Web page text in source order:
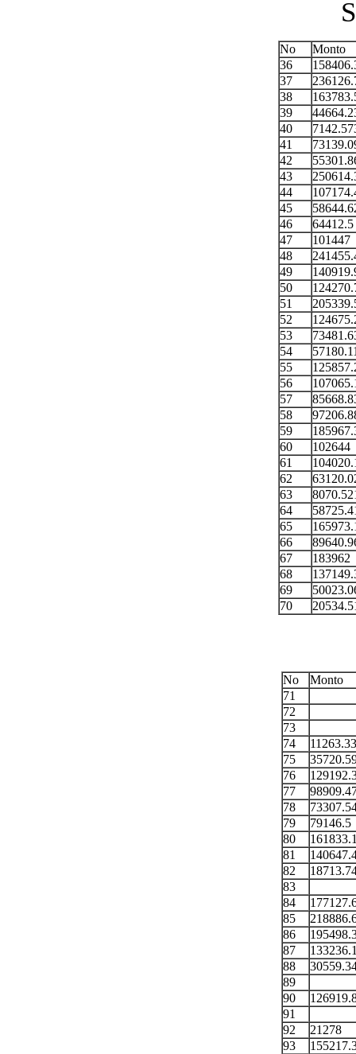
No
Monto
36
37
38
39
40
41
42
43
44
45
46
64412.5
47
101447
48
49
50
51
52
53
54
55
56
57
58
59
60
102644
61
62
63
64
65
66
67
183962
68
69
70
No
Monto
71
72
73
74
11263.33
75
76
77
78
79
79146.5
80
81
82
83
84
85
86
87
88
89
90
91
92
21278
93